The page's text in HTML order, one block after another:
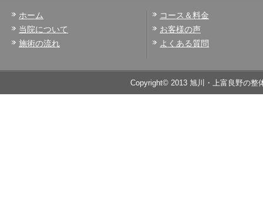
ホーム
当院について
施術の流れ
コース＆料金
お客様の声
よくある質問
Copyright© 2013 旭川・上富良野の整